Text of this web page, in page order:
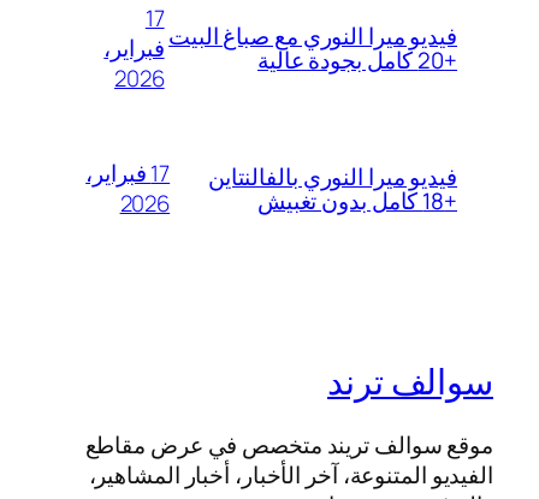
فيديو ميرا النوري مع صباغ البيت
+20 كامل بجودة عالية
17
فبراير،
2026
فيديو ميرا النوري بالفالنتاين
+18 كامل بدون تغبيش
17 فبراير،
2026
سوالف ترند
موقع سوالف تريند متخصص في عرض مقاطع
الفيديو المتنوعة، آخر الأخبار، أخبار المشاهير،